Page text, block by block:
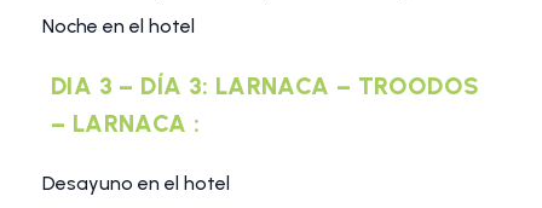
Noche en el hotel
DIA 3 – DÍA 3: LARNACA – TROODOS
– LARNACA :
Desayuno en el hotel